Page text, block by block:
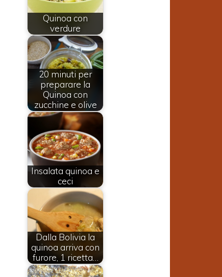
Quinoa con
verdure
20 minuti per
preparare la
Quinoa con
zucchine e olive
Insalata quinoa e
ceci
Dalla Bolivia la
quinoa arriva con
furore, 1 ricetta…